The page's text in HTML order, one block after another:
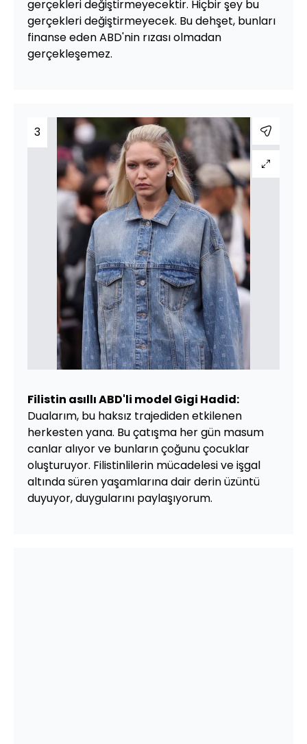
gerçekleri değiştirmeyecektir. Hiçbir şey bu
gerçekleri değiştirmeyecek. Bu dehşet, bunları
finanse eden ABD'nin rızası olmadan
gerçekleşemez.
3
Filistin asıllı ABD'li model Gigi Hadid:
Dualarım, bu haksız trajediden etkilenen
herkesten yana. Bu çatışma her gün masum
canlar alıyor ve bunların çoğunu çocuklar
oluşturuyor. Filistinlilerin mücadelesi ve işgal
altında süren yaşamlarına dair derin üzüntü
duyuyor, duygularını paylaşıyorum.